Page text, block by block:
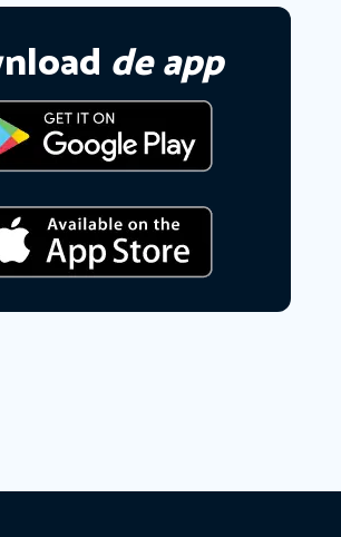
de app